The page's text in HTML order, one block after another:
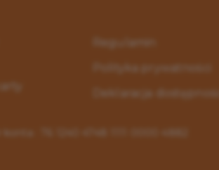
Regulamin
Polityka prywatności
Deklaracja dostępności
: 76 1240 4748 1111 0000 4882